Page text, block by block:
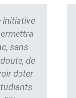
initiative
sans
de
doter